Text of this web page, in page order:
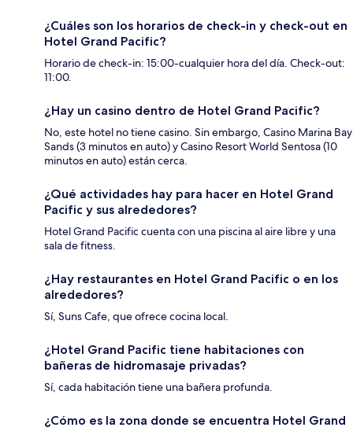
¿Cuáles son los horarios de check-in y check-out en
Hotel Grand Pacific?
Horario de check-in: 15:00-cualquier hora del día. Check-out:
11:00.
¿Hay un casino dentro de Hotel Grand Pacific?
No, este hotel no tiene casino. Sin embargo, Casino Marina Bay
Sands (3 minutos en auto) y Casino Resort World Sentosa (10
minutos en auto) están cerca.
¿Qué actividades hay para hacer en Hotel Grand
Pacific y sus alrededores?
Hotel Grand Pacific cuenta con una piscina al aire libre y una
sala de fitness.
¿Hay restaurantes en Hotel Grand Pacific o en los
alrededores?
Sí, Suns Cafe, que ofrece cocina local.
¿Hotel Grand Pacific tiene habitaciones con
bañeras de hidromasaje privadas?
Sí, cada habitación tiene una bañera profunda.
¿Cómo es la zona donde se encuentra Hotel Grand